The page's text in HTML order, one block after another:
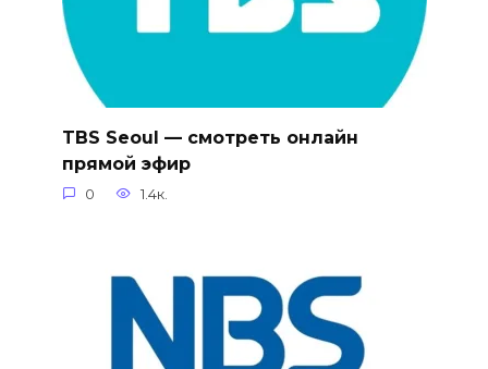
TBS Seoul — смотреть онлайн
прямой эфир
0 1.4к.